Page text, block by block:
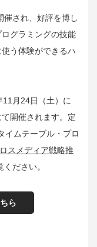
催され、好評を博し
グラミングの技能
う体験ができるハ
11月24日（土）に
開催されます。定
イムテーブル・プロ
ロスメディア戦略推
ください。
ら